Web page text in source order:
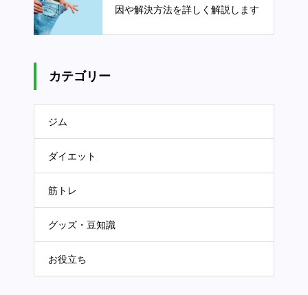
因や解決方法を詳しく解説します
カテゴリー
ジム
ダイエット
筋トレ
グッズ・豆知識
お役立ち